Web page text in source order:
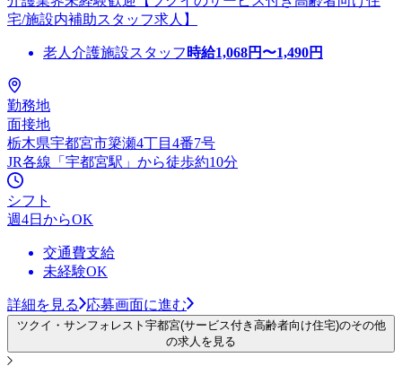
宅/施設内補助スタッフ求人】
老人介護施設スタッフ 時給1,068円〜1,490円
勤務地
面接地
栃木県宇都宮市簗瀬4丁目4番7号
JR各線「宇都宮駅」から徒歩約10分
シフト
週4日からOK
交通費支給
未経験OK
詳細を見る 応募画面に進む
ツクイ・サンフォレスト宇都宮(サービス付き高齢者向け住宅)のその他
の求人を見る